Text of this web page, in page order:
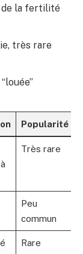
de la fertilité
très rare
Popularité
Très rare
Peu
commun
Rare